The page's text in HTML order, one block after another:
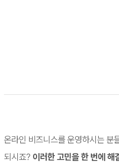
온라인 비즈니스를 운영하시는 분
되시죠? 이러한 고민을 한 번에